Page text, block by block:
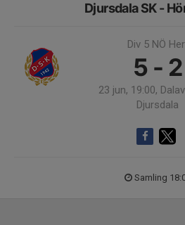
Djursdala SK -
Div 5 NÖ
5 - 2
23 jun, 19:00,
Djursdala
Samling